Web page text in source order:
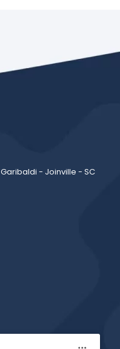
Garibaldi - Joinville - SC